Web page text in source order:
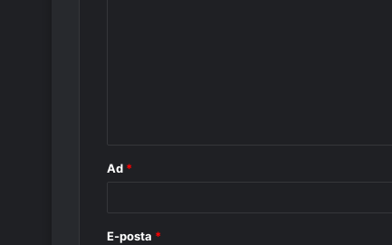
Ad *
E-posta *